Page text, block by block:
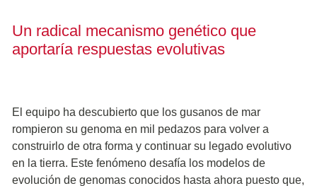
Un radical mecanismo genético que
aportaría respuestas evolutivas
El equipo ha descubierto que los gusanos de mar
rompieron su genoma en mil pedazos para volver a
construirlo de otra forma y continuar su legado evolutivo
en la tierra. Este fenómeno desafía los modelos de
evolución de genomas conocidos hasta ahora puesto que,